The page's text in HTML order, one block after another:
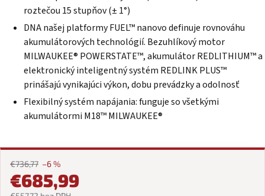
roztečou 15 stupňov (± 1°)
DNA našej platformy FUEL™ nanovo definuje rovnováhu
akumulátorových technológií. Bezuhlíkový motor
MILWAUKEE® POWERSTATE™, akumulátor REDLITHIUM™ a
elektronický inteligentný systém REDLINK PLUS™
prinášajú vynikajúci výkon, dobu prevádzky a odolnosť
Flexibilný systém napájania: funguje so všetkými
akumulátormi M18™MILWAUKEE®
€736,77 –6 %
€685,99